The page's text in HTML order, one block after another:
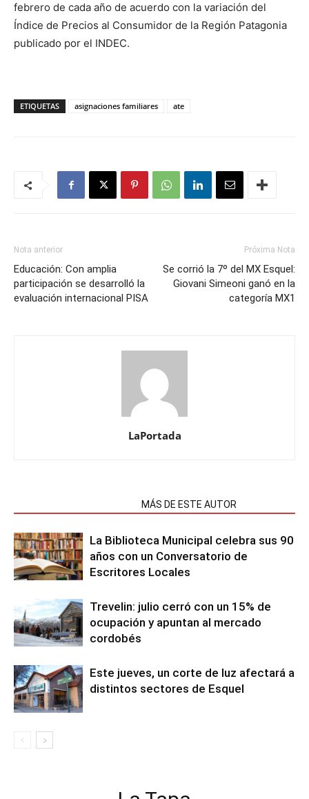
febrero de cada año de acuerdo con la variación del
Índice de Precios al Consumidor de la Región Patagonia
publicado por el INDEC.
ETIQUETAS asignaciones familiares ate
Nota anterior
Educación: Con amplia
participación se desarrolló la
evaluación internacional PISA
Próxima Nota
Se corrió la 7º del MX Esquel:
Giovani Simeoni ganó en la
categoría MX1
LaPortada
MÁS DE ESTE AUTOR
La Biblioteca Municipal celebra sus 90
años con un Conversatorio de
Escritores Locales
Trevelin: julio cerró con un 15% de
ocupación y apuntan al mercado
cordobés
Este jueves, un corte de luz afectará a
distintos sectores de Esquel